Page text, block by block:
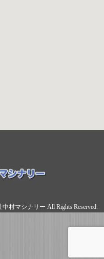
マシナリー All Rights Reserved.